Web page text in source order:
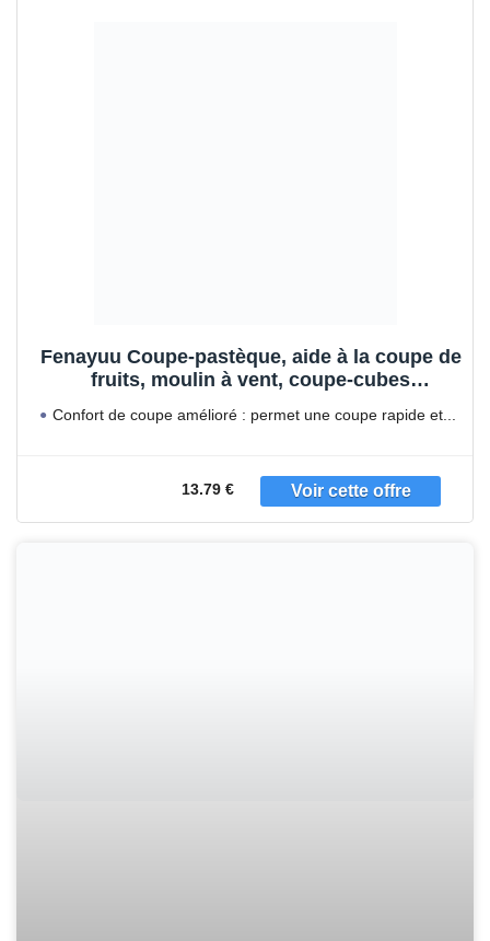
Fenayuu Coupe-pastèque, aide à la coupe de
fruits, moulin à vent, coupe-cubes
ananas pour fêtes, barbecues, pique-niques,
Confort de coupe amélioré : permet une coupe rapide et
13.79 €